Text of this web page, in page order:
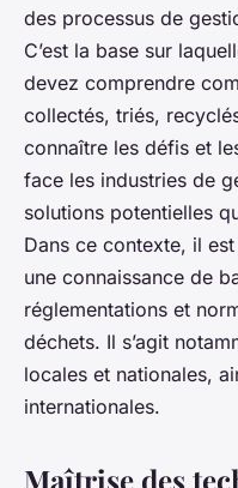
des processus de
C’est la base sur
devez comprendre
collectés, triés,
connaître les défis et
face les industries de
solutions potentielles
Dans ce contexte, il
une connaissance de
réglementations et
déchets. Il s’agit
locales et nationales,
internationales.
Maîtrise des